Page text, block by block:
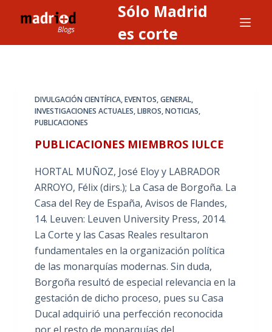
l
Sólo Madrid
es corte
DIVULGACIÓN CIENTÍFICA,EVENTOS,GENERAL,
INVESTIGACIONES ACTUALES,LIBROS,NOTICIAS,
PUBLICACIONES
PUBLICACIONES MIEMBROS IULCE
HORTAL MUÑOZ, José Eloy y LABRADOR
ARROYO, Félix (dirs.); La Casa de Borgoña. La
Casa del Rey de España, Avisos de Flandes,
14. Leuven: Leuven University Press, 2014.
La Corte y las Casas Reales resultaron
fundamentales en la organización política
de las monarquías modernas. Sin duda,
Borgoña resultó de especial relevancia en la
gestación de dicho proceso, pues su Casa
Ducal adquirió una perfección reconocida